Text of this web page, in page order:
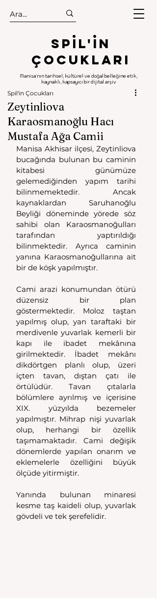
.
.
Spıl'in
Çocukları
Manisa'nın tarihsel, kültürel ve doğal belleğine etik,
kaynaklı, kapsayıcı bir dijital arşiv
Zeytinliova
Karaosmanoğlu Hacı
Mustafa Ağa Camii
Spil'in Çocukları
Manisa Akhisar ilçesi, Zeytinliova
bucağında bulunan bu caminin
kitabesi günümüze
gelemediğinden yapım tarihi
bilinmemektedir. Ancak
kaynaklardan Saruhanoğlu
Beyliği döneminde yörede söz
sahibi olan Karaosmanoğulları
tarafından yaptırıldığı
bilinmektedir. Ayrıca caminin
yanına Karaosmanoğullarına ait
bir de köşk yapılmıştır.
Cami arazi konumundan ötürü
düzensiz bir plan
göstermektedir. Moloz taştan
yapılmış olup, yan taraftaki bir
merdivenle yuvarlak kemerli bir
kapı ile ibadet mekânına
girilmektedir. İbadet mekânı
dikdörtgen planlı olup, üzeri
içten tavan, dıştan çatı ile
örtülüdür. Tavan çıtalarla
bölümlere ayrılmış ve içerisine
XIX. yüzyılda bezemeler
yapılmıştır. Mihrap nişi yuvarlak
olup, herhangi bir özellik
taşımamaktadır. Cami değişik
dönemlerde yapılan onarım ve
eklemelerle özelliğini büyük
ölçüde yitirmiştir.
Yanında bulunan minaresi
kesme taş kaideli olup, yuvarlak
gövdeli ve tek şerefelidir.